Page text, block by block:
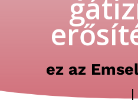
ez az